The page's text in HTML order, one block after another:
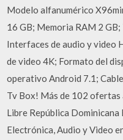
Modelo alfanumérico
16 GB; Memoria RAM 2
Interfaces de audio y video
de video 4K; Formato del
operativo Android 7.1;
Tv Box! Más de 102 ofertas
Libre República
Electrónica, Audio y Video